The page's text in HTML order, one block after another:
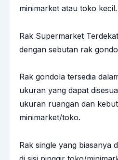
minimarket atau toko kecil.
Rak Supermarket
dengan sebutan rak
Rak gondola tersedia
ukuran yang dapat
ukuran ruangan dan
minimarket/toko.
Rak single yang biasanya